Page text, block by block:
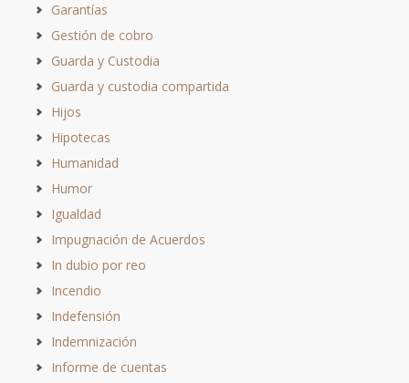
Garantías
Gestión de cobro
Guarda y Custodia
Guarda y custodia compartida
Hijos
Hipotecas
Humanidad
Humor
Igualdad
Impugnación de Acuerdos
In dubio por reo
Incendio
Indefensión
Indemnización
Informe de cuentas